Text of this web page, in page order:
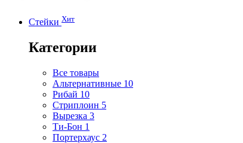
Стейки Хит
Категории
Все товары
Альтернативные 10
Рибай 10
Стриплоин 5
Вырезка 3
Ти-Бон 1
Портерхаус 2